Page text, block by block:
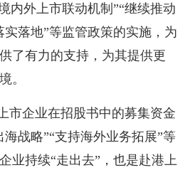
内外上市联动机制”“继续推动
实落地”等监管政策的实施，为
了有力的支持，为其提供更
。
市企业在招股书中的募集资金
战略”“支持海外业务拓展”等
业持续“走出去”，也是赴港上